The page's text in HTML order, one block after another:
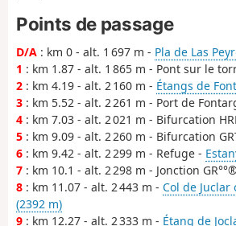
Points de passage
D/A : km 0 - alt. 1 697 m - Pla de Las
1 : km 1.87 - alt. 1 865 m - Pont sur le
2 : km 4.19 - alt. 2 160 m - Étangs de
3 : km 5.52 - alt. 2 261 m - Port de
4 : km 7.03 - alt. 2 021 m - Bifurcation
5 : km 9.09 - alt. 2 260 m - Bifurcation
6 : km 9.42 - alt. 2 299 m - Refuge -
7 : km 10.1 - alt. 2 298 m - Jonction
8 : km 11.07 - alt. 2 443 m - Col de Juclar
(2392 m)
9 : km 12.27 - alt. 2 333 m - Étang de